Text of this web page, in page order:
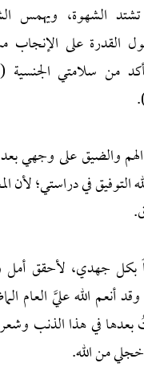
الشهوة، ويهمس
على الإنجاب
من سلامتي
والضيق على وجهي
التوفيق في دراستي؛
بكل جهدي، لأحقق
أنعم الله عليَّ العام
في هذا الذنب
من الله.